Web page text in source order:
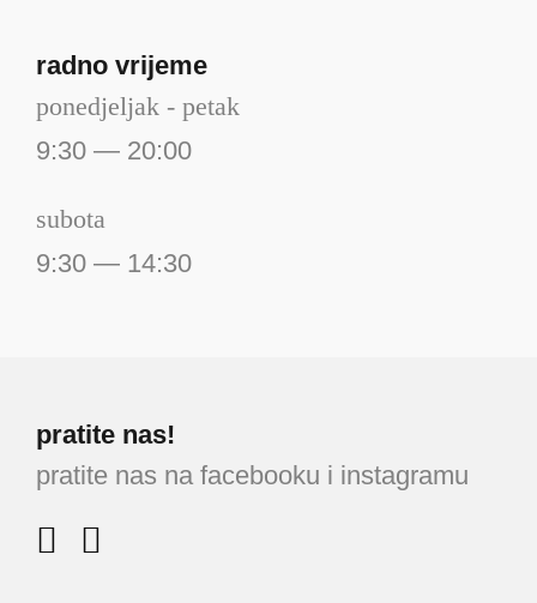
radno vrijeme
ponedjeljak - petak
9:30 — 20:00
subota
9:30 — 14:30
pratite nas!
pratite nas na facebooku i instagramu